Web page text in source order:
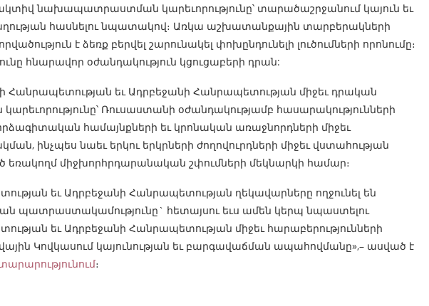
նախապատրաստման կարեւորությունը՝ տարածաշրջանում կայուն եւ
հասնելու նպատակով։ Առկա աշխատանքային տարբերակների
է ձեռք բերվել շարունակել փոխընդունելի լուծումների որոնումը։
հնարավոր օժանդակություն կցուցաբերի դրան:
Հանրապետության եւ Ադրբեջանի Հանրապետության միջեւ դրական
Ռուսաստանի օժանդակությամբ հասարակությունների
համայնքների եւ կրոնական առաջնորդների միջեւ
ինչպես նաեւ երկու երկրների ժողովուրդների միջեւ վստահության
միջխորհրդարանական շփումների մեկնարկի համար։
եւ Ադրբեջանի Հանրապետության ղեկավարները ողջունել են
պատրաստակամությունը` հետայսու եւս ամեն կերպ նպաստելու
եւ Ադրբեջանի Հանրապետության միջեւ հարաբերությունների
Կովկասում կայունության եւ բարգավաճման ապահովմանը»,– ասված է
։